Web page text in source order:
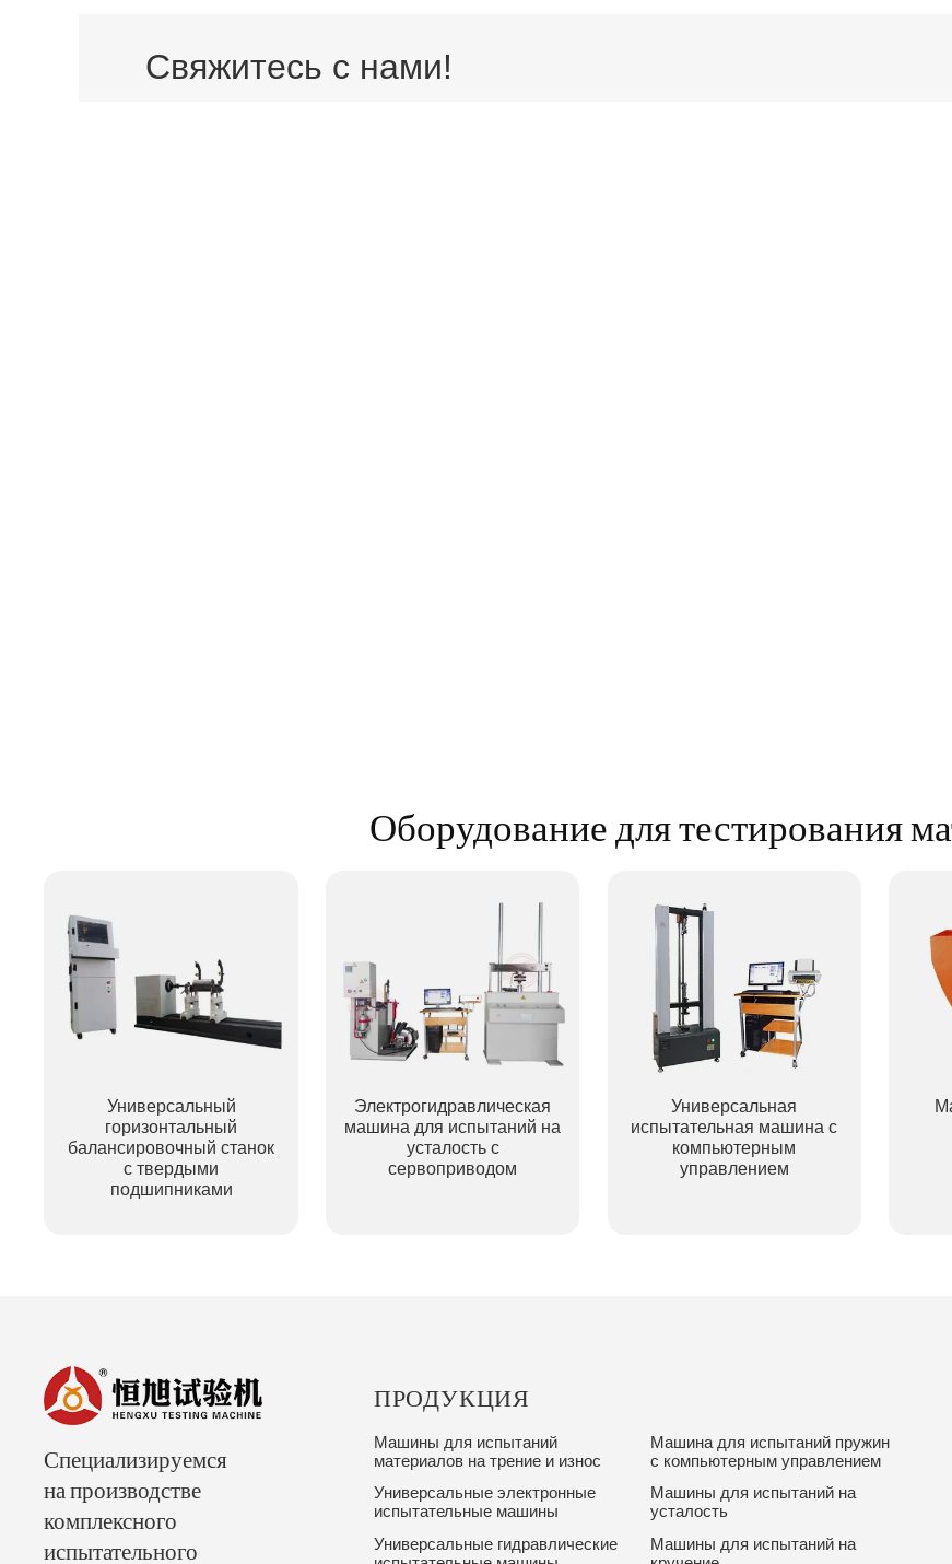
Свяжитесь с нами!
Оборудование для тестирования
Универсальный
горизонтальный
балансировочный станок
с твердыми
подшипниками
Электрогидравлическая
машина для испытаний на
усталость с
сервоприводом
Универсальная
испытательная машина с
компьютерным
управлением
Специализируемся
на производстве
комплексного
испытательного
ПРОДУКЦИЯ
Машины для испытаний
материалов на трение и износ
Универсальные электронные
испытательные машины
Универсальные гидравлические
Машина для испытаний пружин
с компьютерным управлением
Машины для испытаний на
усталость
Машины для испытаний на